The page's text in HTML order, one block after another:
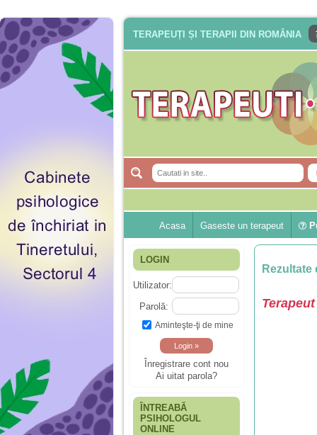
TERAPEUȚI ȘI TERAPII DIN ROMÂNIA
Acasa Gaseste un terapeut
LOGIN
Utilizator:
Parolă:
Aminteşte-ţi de mine
Înregistrare cont nou
Ai uitat parola?
ÎNTREABĂ
PSIHOLOGUL
ONLINE
Rezultate